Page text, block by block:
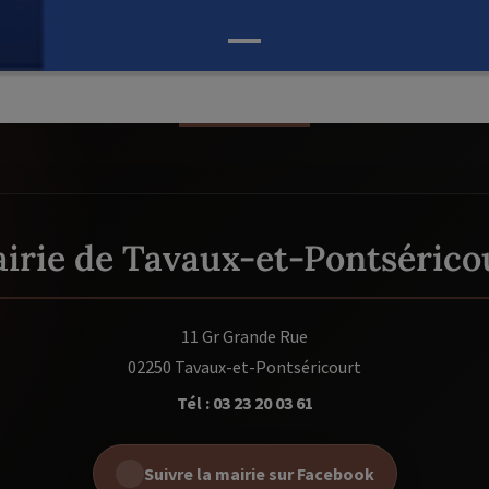
de Tavaux-et-
11 Gr Grande Rue
02250 Tavaux-et-Pontséricourt
Tél : 03 23 20 03 61
Suivre la mairie sur Facebook